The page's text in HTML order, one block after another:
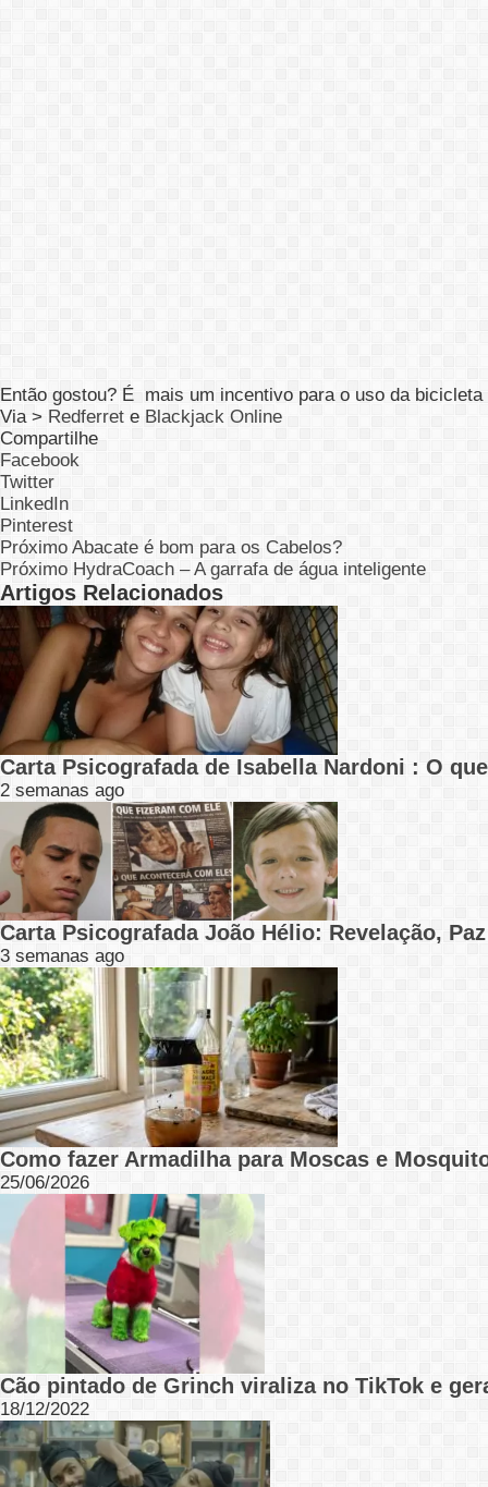
Então gostou? É mais um incentivo para o uso da bicicleta
Via > Redferret e Blackjack Online
Compartilhe
Facebook
Twitter
LinkedIn
Pinterest
Próximo Abacate é bom para os Cabelos?
Próximo HydraCoach – A garrafa de água inteligente
Artigos Relacionados
Carta Psicografada de Isabella Nardoni : O
2 semanas ago
Carta Psicografada João Hélio: Revelação,
3 semanas ago
Como fazer Armadilha para Moscas e
25/06/2026
Cão pintado de Grinch viraliza no TikTok e
18/12/2022